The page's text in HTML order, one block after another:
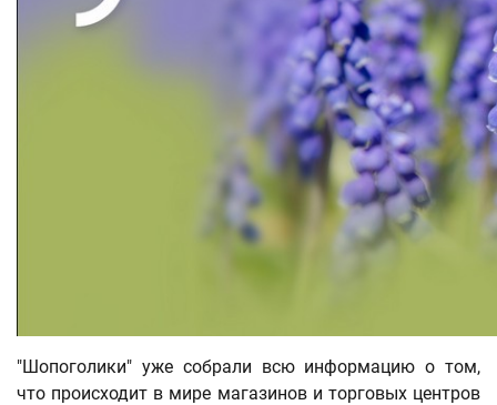
"Шопоголики" уже собрали всю информацию о том,
что происходит в мире магазинов и торговых центров